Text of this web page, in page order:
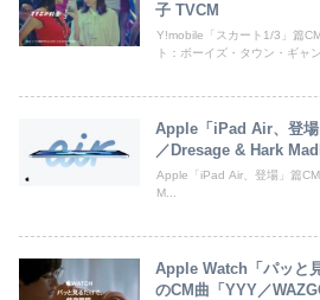
子 TVCM
Y!mobile「スカート1/3」篇
ト：ボーイズ・タウン・ギャン
Apple「iPad Air、登
／Dresage & Hark
Apple「iPad Air、登場」篇
M...
Apple Watch「パッと
のCM曲「YYY／